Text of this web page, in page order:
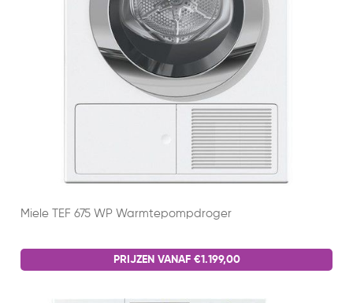
Miele TEF 675 WP Warmtepompdroger
PRIJZEN VANAF €1.199,00